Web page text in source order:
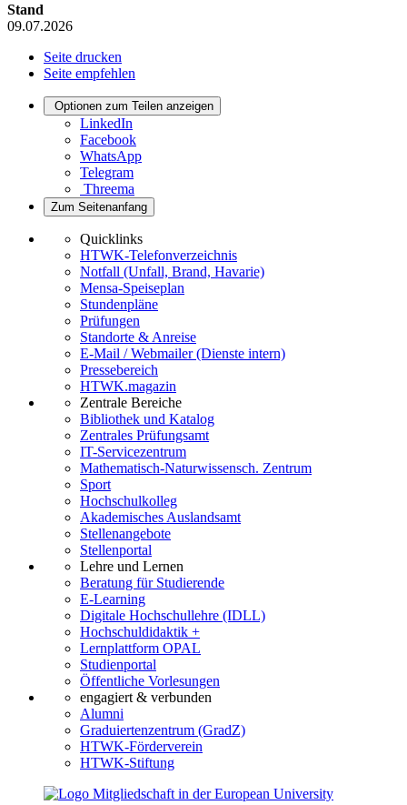
Stand
09.07.2026
Seite drucken
Seite empfehlen
Optionen zum Teilen anzeigen
LinkedIn
Facebook
WhatsApp
Telegram
Threema
Zum Seitenanfang
Quicklinks
HTWK-Telefonverzeichnis
Notfall (Unfall, Brand, Havarie)
Mensa-Speiseplan
Stundenpläne
Prüfungen
Standorte & Anreise
E-Mail / Webmailer (Dienste intern)
Pressebereich
HTWK.magazin
Zentrale Bereiche
Bibliothek und Katalog
Zentrales Prüfungsamt
IT-Servicezentrum
Mathematisch-Naturwissensch. Zentrum
Sport
Hochschulkolleg
Akademisches Auslandsamt
Stellenangebote
Stellenportal
Lehre und Lernen
Beratung für Studierende
E-Learning
Digitale Hochschullehre (IDLL)
Hochschuldidaktik +
Lernplattform OPAL
Studienportal
Öffentliche Vorlesungen
engagiert & verbunden
Alumni
Graduiertenzentrum (GradZ)
HTWK-Förderverein
HTWK-Stiftung